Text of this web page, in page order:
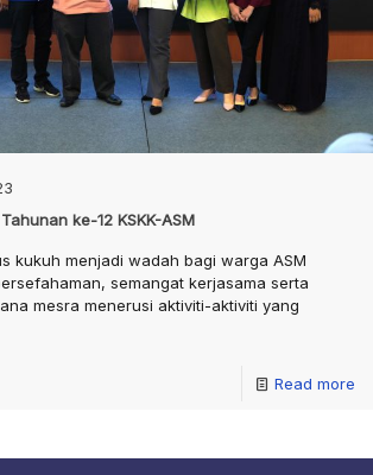
ke-12 KSKK-ASM
kukuh menjadi wadah bagi warga ASM
semangat kerjasama serta
mesra menerusi aktiviti-aktiviti yang
Read more